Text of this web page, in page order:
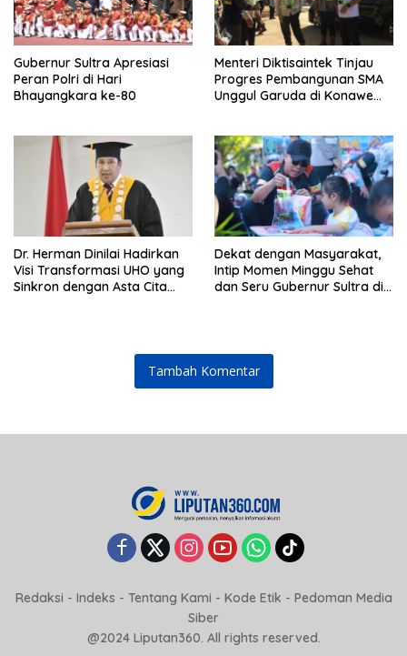
Gubernur Sultra Apresiasi
Peran Polri di Hari
Bhayangkara ke-80
Menteri Diktisaintek Tinjau
Progres Pembangunan SMA
Unggul Garuda di Konawe
Dr. Herman Dinilai Hadirkan
Visi Transformasi UHO yang
Sinkron dengan Asta Cita
Dekat dengan Masyarakat,
Intip Momen Minggu Sehat
dan Seru Gubernur Sultra di
Tambah Komentar
Redaksi - Indeks - Tentang Kami - Kode Etik - Pedoman Media
Siber
@2024 Liputan360. All rights reserved.